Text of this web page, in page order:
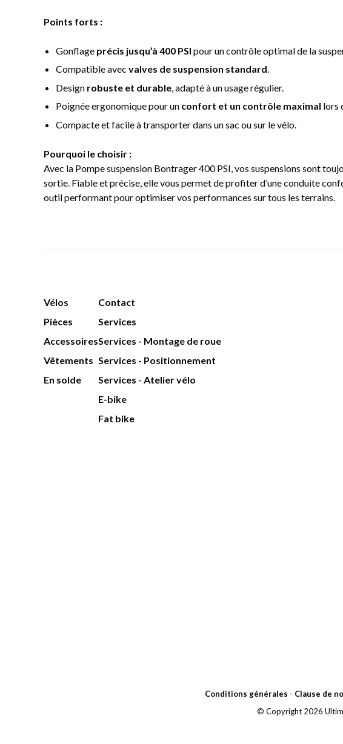
Points forts :
Gonflage précis jusqu’à 400 PSI pour un contrôle optimal de la
Compatible avec valves de suspension standard.
Design robuste et durable , adapté à un usage régulier.
Poignée ergonomique pour un confort et un contrôle maximal lors
Compacte et facile à transporter dans un sac ou sur le vélo.
Pourquoi le choisir :
Avec la Pompe suspension Bontrager 400 PSI, vos suspensions sont
sortie. Fiable et précise, elle vous permet de profiter d’une conduite
outil performant pour optimiser vos performances sur tous les terrains.
Vélos
Pièces
Accessoires
Vêtements
En solde
Contact
Services
Services - Montage de roue
Services - Positionnement
Services - Atelier vélo
E-bike
Fat bike
Conditions générales - Clause de
© Copyright 2026